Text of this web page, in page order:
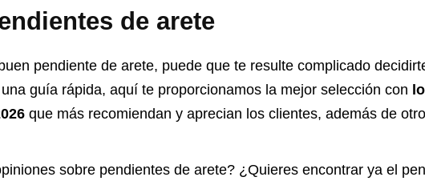
de arete
pendiente de arete, puede que te resulte complicado
guía rápida, aquí te proporcionamos la mejor selección con
que más recomiendan y aprecian los clientes, además de
sobre pendientes de arete? ¿Quieres encontrar ya el